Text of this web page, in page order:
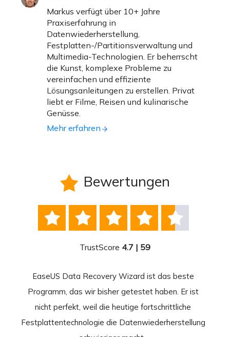
Markus verfügt über 10+ Jahre
Praxiserfahrung in
Datenwiederherstellung,
Festplatten-/Partitionsverwaltung und
Multimedia-Technologien. Er beherrscht
die Kunst, komplexe Probleme zu
vereinfachen und effiziente
Lösungsanleitungen zu erstellen. Privat
liebt er Filme, Reisen und kulinarische
Genüsse.
Mehr erfahren
 Bewertungen
    
TrustScore 4.7 | 59
EaseUS Data Recovery Wizard ist das beste
Programm, das wir bisher getestet haben. Er ist
nicht perfekt, weil die heutige fortschrittliche
Festplattentechnologie die Datenwiederherstellung